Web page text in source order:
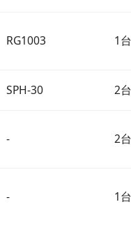
RG1003 1台
SPH-30 2台
- 2台
- 1台